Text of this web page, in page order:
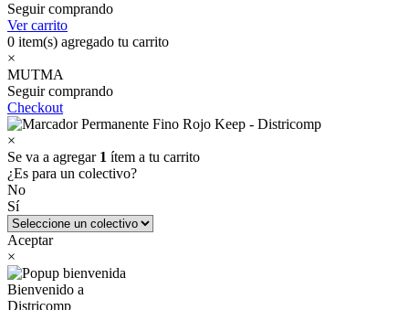
Seguir comprando
Ver carrito
0 item(s) agregado tu carrito
×
MUTMA
Seguir comprando
Checkout
×
Se va a agregar 1 ítem a tu carrito
¿Es para un colectivo?
No
Sí
Aceptar
×
Bienvenido a
Districomp